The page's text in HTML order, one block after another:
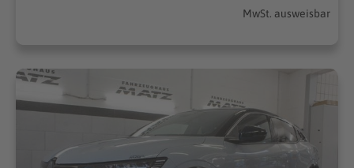
MwSt. ausweisbar